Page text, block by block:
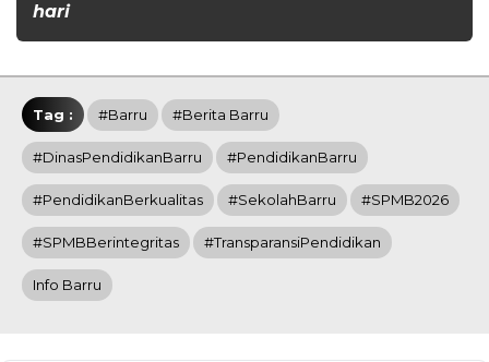
hari
Tag : #Barru #Berita Barru
#DinasPendidikanBarru #PendidikanBarru
#PendidikanBerkualitas #SekolahBarru #SPMB2026
#SPMBBerintegritas #TransparansiPendidikan
Info Barru